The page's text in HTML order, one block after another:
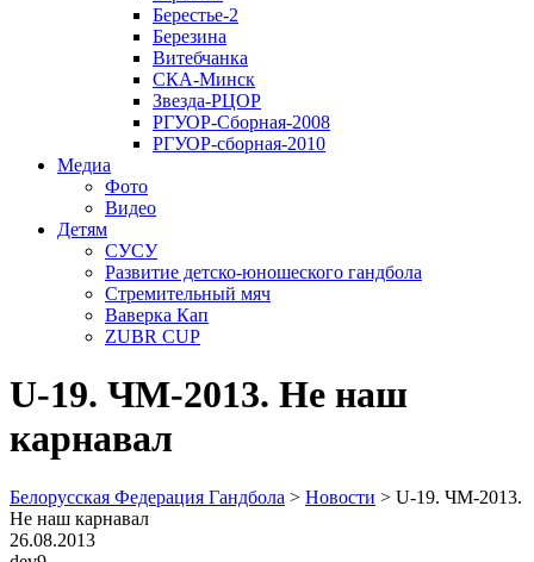
Берестье-2
Березина
Витебчанка
СКА-Минск
Звезда-РЦОР
РГУОР-Сборная-2008
РГУОР-сборная-2010
Медиа
Фото
Видео
Детям
СУСУ
Развитие детско-юношеского гандбола
Стремительный мяч
Ваверка Кап
ZUBR CUP
U-19. ЧМ-2013. Не наш
карнавал
Белорусская Федерация Гандбола > Новости > U-19. ЧМ-2013.
Не наш карнавал
26.08.2013